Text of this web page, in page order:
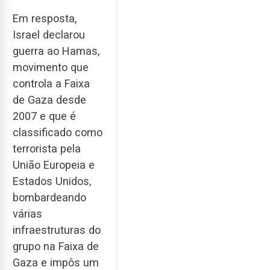
Em resposta,
Israel declarou
guerra ao Hamas,
movimento que
controla a Faixa
de Gaza desde
2007 e que é
classificado como
terrorista pela
União Europeia e
Estados Unidos,
bombardeando
várias
infraestruturas do
grupo na Faixa de
Gaza e impôs um